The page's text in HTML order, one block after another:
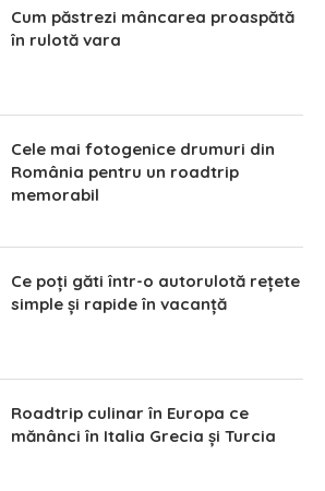
Cum păstrezi mâncarea proaspătă
în rulotă vara
Cele mai fotogenice drumuri din
România pentru un roadtrip
memorabil
Ce poți găti într-o autorulotă rețete
simple și rapide în vacanță
Roadtrip culinar în Europa ce
mănânci în Italia Grecia și Turcia